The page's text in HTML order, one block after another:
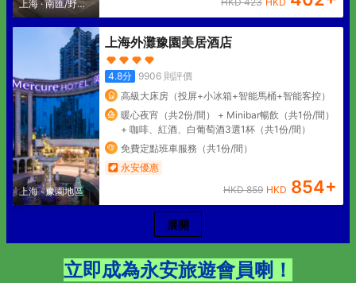
上海 ·南匯/野生
動物園
上海·豫園地區
上海外灘豫園美居酒店
4.8分 9906則評價
高級大床房（投屏+小冰箱+智能馬桶+智能客控）
暖心夜宵（共2份/間） + Minibar暢飲（共1份/間）
+ 咖啡、紅酒、白葡萄酒3選1杯（共1份/間）
免費定點班車服務（共1份/間）
永安優惠
HKD859 HKD 854+
展開
立即成為永安旅遊會員喇！